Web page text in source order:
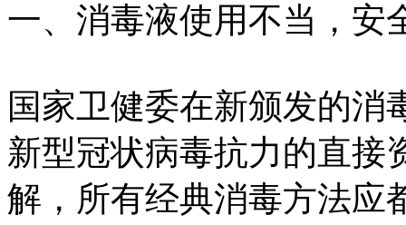
一、消毒液使用不当，安
国家卫健委在新颁发的消
新型冠状病毒抗力的直接
解，所有经典消毒方法应